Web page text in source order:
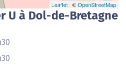
Leaflet | ©OpenStreetMap
U à Dol-de-Bretagne